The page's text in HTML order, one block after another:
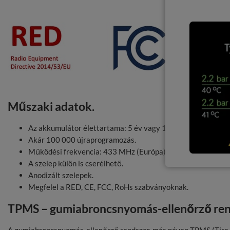
A
Az
Műszaki adatok.
Az akkumulátor élettartama: 5 év vagy 150 000 km.
Akár 100 000 újraprogramozás.
Működési frekvencia: 433 MHz (Európa) vagy 315 MHz
A szelep külön is cserélhető.
Anodizált szelepek.
Megfelel a RED, CE, FCC, RoHs szabványoknak.
TPMS – gumiabroncsnyomás-ellenőrző